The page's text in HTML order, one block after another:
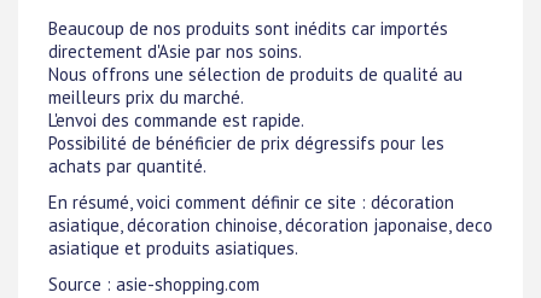
Beaucoup de nos produits sont inédits car importés
directement d'Asie par nos soins.
Nous offrons une sélection de produits de qualité au
meilleurs prix du marché.
L'envoi des commande est rapide.
Possibilité de bénéficier de prix dégressifs pour les
achats par quantité.
En résumé, voici comment définir ce site : décoration
asiatique, décoration chinoise, décoration japonaise, deco
asiatique et produits asiatiques.
Source : asie-shopping.com